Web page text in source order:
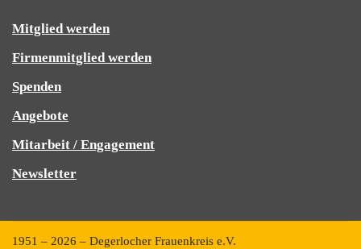
Mitglied werden
Firmenmitglied werden
Spenden
Angebote
Mitarbeit / Engagement
Newsletter
1951 – 2026 – Degerlocher Frauenkreis e.V.